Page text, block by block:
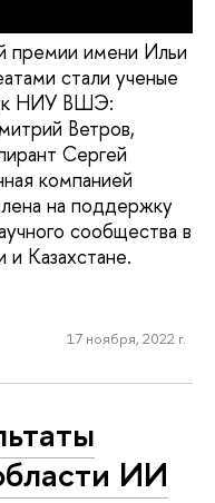
премии имени Ильи
стали ученые
НИУ ВШЭ:
Ветров,
Сергей
компанией
на поддержку
сообщества в
и Казахстане.
17 ноября, 2022 г.
ИИ